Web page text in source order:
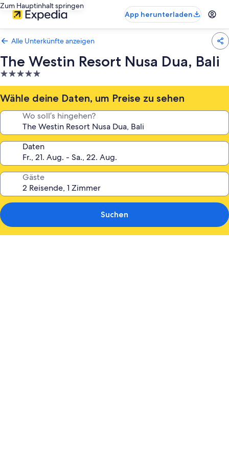
Zum Hauptinhalt springen
App herunterladen
Alle Unterkünfte anzeigen
The Westin Resort Nusa Dua, Bali
5.0-
Sterne-
Unterkunft
Wähle deine Daten, um Preise zu sehen
Wo soll’s hingehen?
Daten
Gäste
Suchen